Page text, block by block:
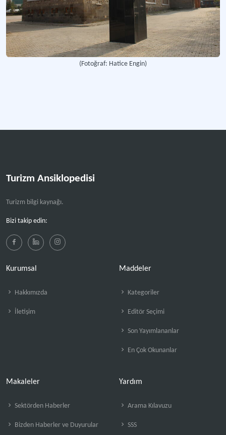
(Fotoğraf: Hatice Engin)
Turizm Ansiklopedisi
Turizm bilgi kaynağı.
Bizi takip edin:
Kurumsal
Hakkımızda
İletişim
Maddeler
Kategoriler
Editör Seçimi
Son Yayımlananlar
En Çok Okunanlar
Makaleler
Sektörden Haberler
Bizden Haberler ve Duyurular
Yardım
Arama Kılavuzu
SSS